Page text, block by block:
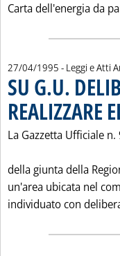
Carta dell'energia da
27/04/1995 - Leggi e Atti
SU G.U.
REALIZZARE
La Gazzetta Ufficiale
della giunta della
un'area ubicata nel
individuato con